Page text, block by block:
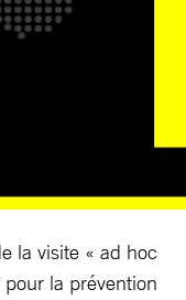
la visite « ad hoc
la prévention